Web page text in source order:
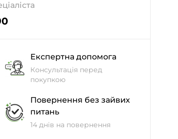
Експертна допомога
Консультація перед
покупкою
Повернення без зайвих
питань
14 днів на повернення